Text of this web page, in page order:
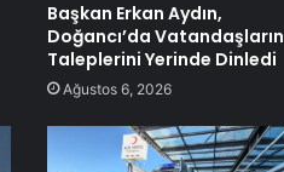
Başkan Erkan Aydın,
Doğancı’da Vatandaşların
Taleplerini Yerinde Dinledi
Ağustos 6, 2026